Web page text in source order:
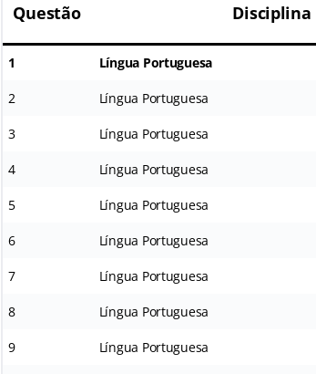
Questão Disciplina
1 Língua Portuguesa
2 Língua Portuguesa
3 Língua Portuguesa
4 Língua Portuguesa
5 Língua Portuguesa
6 Língua Portuguesa
7 Língua Portuguesa
8 Língua Portuguesa
9 Língua Portuguesa